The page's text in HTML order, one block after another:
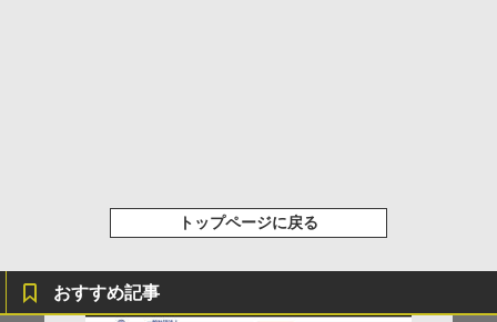
トップページに戻る
おすすめ記事